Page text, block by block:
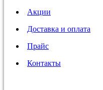
Акции
Доставка и оплата
Прайс
Контакты